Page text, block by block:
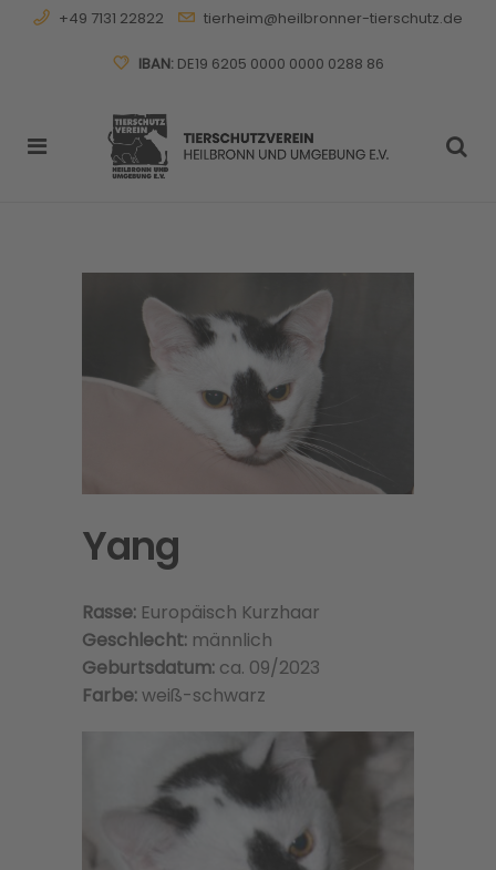
+49 7131 22822 tierheim@heilbronner-tierschutz.de
IBAN:DE19 6205 0000 0000 0288 86
Yang
Rasse: Europäisch Kurzhaar
Geschlecht: männlich
Geburtsdatum: ca. 09/2023
Farbe:weiß-schwarz